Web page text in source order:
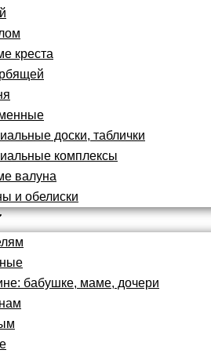
креста
доски, таблички
комплексы
валуна
и обелиски
бабушке, маме, дочери